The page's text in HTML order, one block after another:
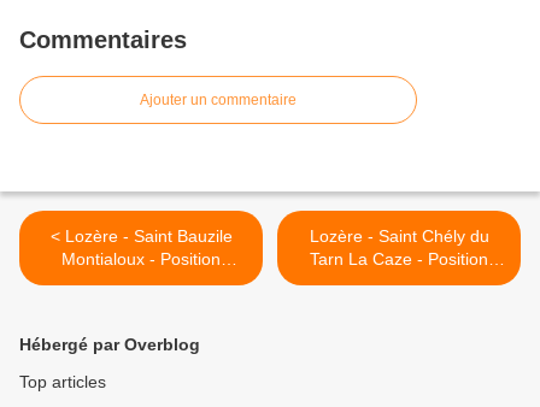
Commentaires
Ajouter un commentaire
< Lozère - Saint Bauzile
Montialoux - Position
château sur carte
Lozère - Saint Chély du
Tarn La Caze - Position
château sur carte >
Hébergé par Overblog
Top articles